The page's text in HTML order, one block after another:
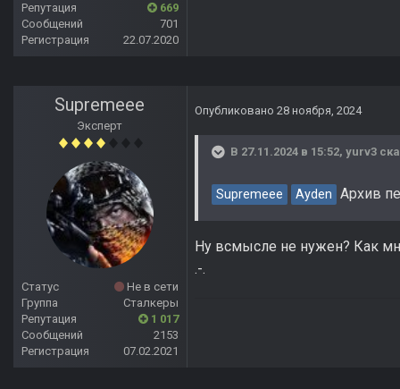
Репутация
669
Сообщений
701
Регистрация
22.07.2020
Supremeee
Эксперт
Статус
Не в сети
Группа
Сталкеры
Репутация
1 017
Сообщений
2153
Регистрация
07.02.2021
Опубликовано 28 ноября, 2024
В 27.11.2024 в 15:52, yurv3
Supremeee Ayden Архив
Ну всмысле не нужен? Как
.-.